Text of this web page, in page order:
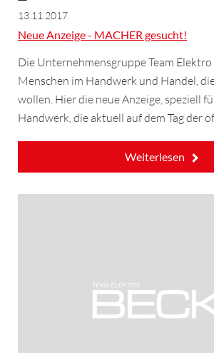
13.11.2017
Neue Anzeige - MACHER gesucht!
Die Unternehmensgruppe Team Elektro
Menschen im Handwerk und Handel,
wollen. Hier die neue Anzeige, speziell
Handwerk, die aktuell auf dem Tag der
Weiterlesen